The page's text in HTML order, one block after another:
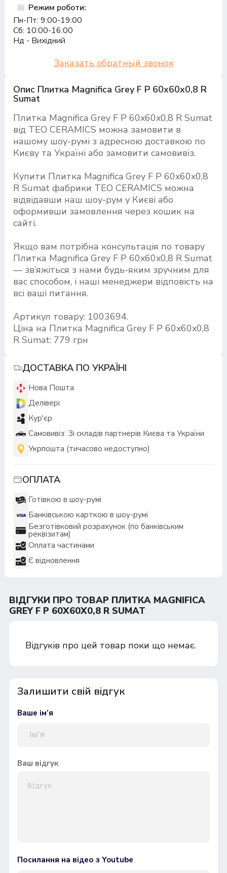
Опис Плитка Magnifica Grey F P 60x60x0,8 R
Sumat
Плитка Magnifica Grey F P 60x60x0,8 R Sumat
від TEO CERAMICS можна замовити в
нашому шоу-румі з адресною доставкою по
Києву та Україні або замовити самовивіз.
Купити Плитка Magnifica Grey F P 60x60x0,8
R Sumat фабрики TEO CERAMICS можна
відвідавши наш шоу-рум у Києві або
оформивши замовлення через кошик на
сайті.
Якщо вам потрібна консультація по товару
Плитка Magnifica Grey F P 60x60x0,8 R Sumat
— зв’яжіться з нами будь-яким зручним для
вас способом, і наші менеджери відповість на
всі ваші питання.
Артикул товару: 1003694.
Ціна на Плитка Magnifica Grey F P 60x60x0,8
R Sumat: 779 грн
ДОСТАВКА ПО УКРАЇНІ
Нова Пошта
Делівері
Кур'єр
Самовивіз: Зі складів партнерів Києва та України
Укрпошта (тичасово недоступно)
ОПЛАТА
Готівкою в шоу-румі
Банківською карткою в шоу-румі
Безготівковий розрахунок (по банківським
реквізитам)
Оплата частинами
Є відновлення
ВІДГУКИ ПРО ТОВАР ПЛИТКА MAGNIFICA
GREY F P 60X60X0,8 R SUMAT
Відгуків про цей товар поки що немає.
Залишити свій відгук
Ваше ім’я
Ваш відгук
Посилання на відео з Youtube
Режим роботи:
Пн-Пт: 9:00-19:00
Сб: 10:00-16:00
Нд - Вихідний
Заказать обратный звонок